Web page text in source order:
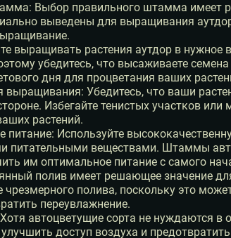
Выбор правильного штамма имеет
выведены для выращивания
выращивать растения аутдор в
убедитесь, что высаживаете
дня для процветания ваших
выращивания: Убедитесь, что ваши
Избегайте тенистых участков
растений.
питание: Используйте
питательными веществами. Штаммы
им оптимальное питание с самого
полив имеет решающее значение
чрезмерного полива, поскольку это
переувлажнение.
автоцветущие сорта не нуждаются
доступ воздуха и